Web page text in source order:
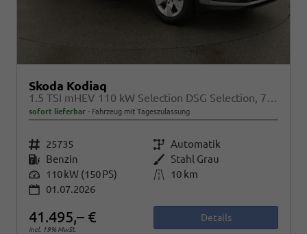
Skoda Kodiaq
1.5 TSI mHEV 110 kW Selection DSG Selection, 7-Sitzer, AHK, Navi, Side, Kamera, Winter, 4 J.- Garantie
sofort lieferbar Fahrzeug mit Tageszulassung
Fahrzeugnr. 25735 Getriebe Automatik
Kraftstoff Benzin Außenfarbe Stahl Grau
Leistung 110 kW (150 PS) Kilometerstand
10 km
01.07.2026
41.495,– €
incl. 19% MwSt.
Details